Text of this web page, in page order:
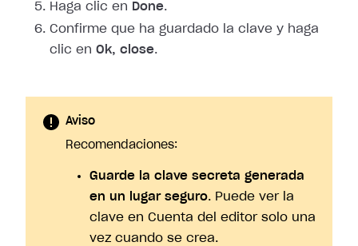
Haga clic en Done.
Confirme que ha guardado la clave y haga
clic en Ok, close.
Aviso
Recomendaciones:
Guarde la clave secreta generada
en un lugar seguro. Puede ver la
clave en Cuenta del editor solo una
vez cuando se crea.